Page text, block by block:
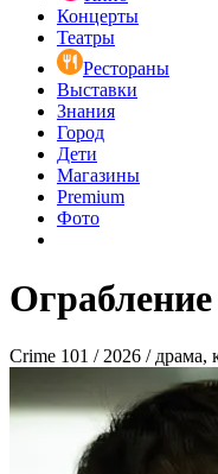
Концерты
Театры
Рестораны
Выставки
Знания
Город
Дети
Магазины
Premium
Фото
Crime 101 / 2026 / драма,